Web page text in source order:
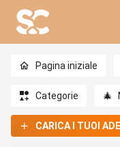
Pagina iniziale
Categorie 🎄
CARICA I TUOI